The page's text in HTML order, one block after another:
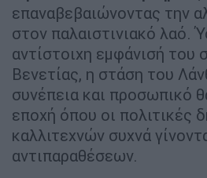
επαναβεβαιώνοντας την
στον παλαιστινιακό λαό.
αντίστοιχη εμφάνισή του
Βενετίας, η στάση του
συνέπεια και προσωπικό
εποχή όπου οι πολιτικές
καλλιτεχνών συχνά
αντιπαραθέσεων.